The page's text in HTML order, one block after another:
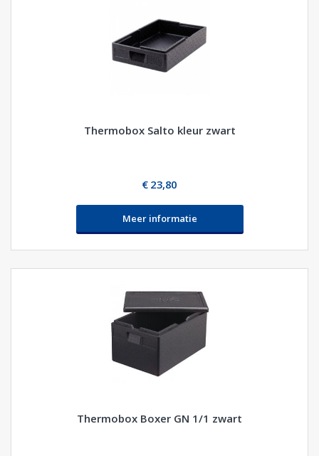
Thermobox Salto kleur zwart
€ 23,80
Meer informatie
Thermobox Boxer GN 1/1 zwart